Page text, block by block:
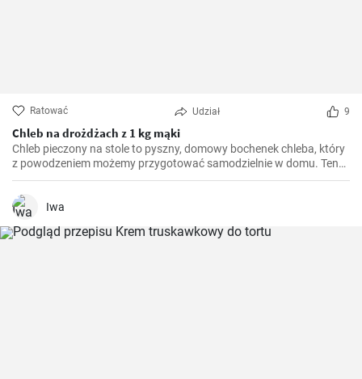
Ratować Udział 9
Chleb na drożdżach z 1 kg mąki
Chleb pieczony na stole to pyszny, domowy bochenek chleba, który
z powodzeniem możemy przygotować samodzielnie w domu. Ten
prosty przepis nie wymaga nawet używania piekarnika, a cały
proces odbywa się na naszym stole. Warto spróbować
samodzielnie upiec chleb - jest świeży, aromatyczny i ma wyjątkowy
Iwa